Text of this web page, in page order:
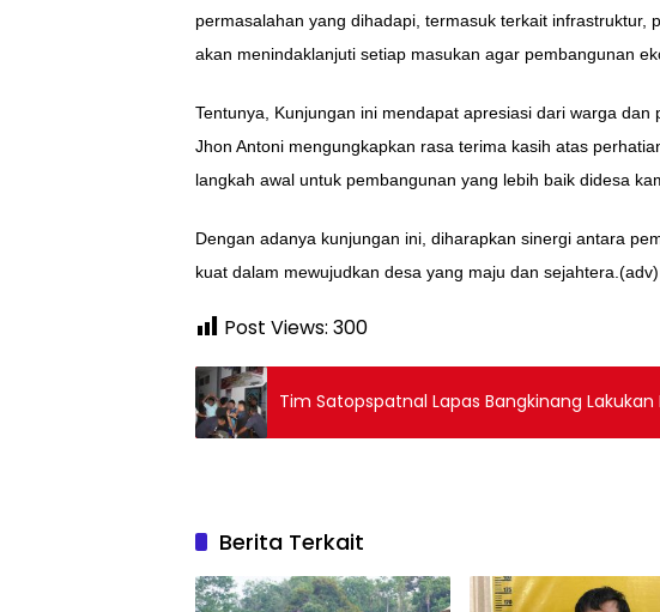
permasalahan yang dihadapi, termasuk terkait infrastruktur,
akan menindaklanjuti setiap masukan agar pembangunan
Tentunya, Kunjungan ini mendapat apresiasi dari warga
Jhon Antoni mengungkapkan rasa terima kasih atas
langkah awal untuk pembangunan yang lebih baik didesa
Dengan adanya kunjungan ini, diharapkan sinergi antara
kuat dalam mewujudkan desa yang maju dan sejahtera.(adv)
Post Views: 300
Tim Satopspatnal Lapas Bangkinang
Berita Terkait